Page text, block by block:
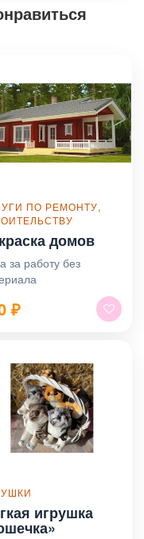
ПО РЕМОНТУ,
домов
за работу без
₽
игрушка